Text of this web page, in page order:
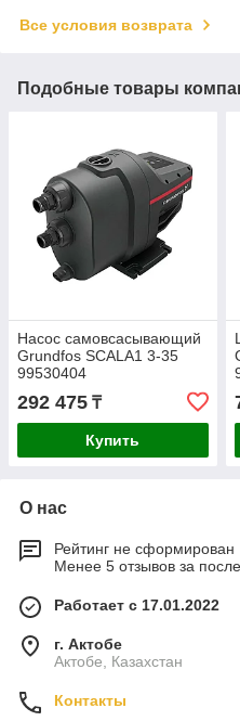
Все условия возврата
Подобные товары
Насос самовсасывающий
Grundfos SCALA1 3-35
99530404
292 475 ₸
Купить
О нас
Рейтинг не сформирован
Менее 5 отзывов за
Работает с 17.01.2022
г. Актобе
Актобе, Казахстан
Контакты